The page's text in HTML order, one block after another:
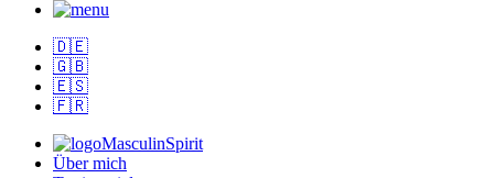
🇩🇪
🇬🇧
🇪🇸
🇫🇷
MasculinSpirit
Über mich